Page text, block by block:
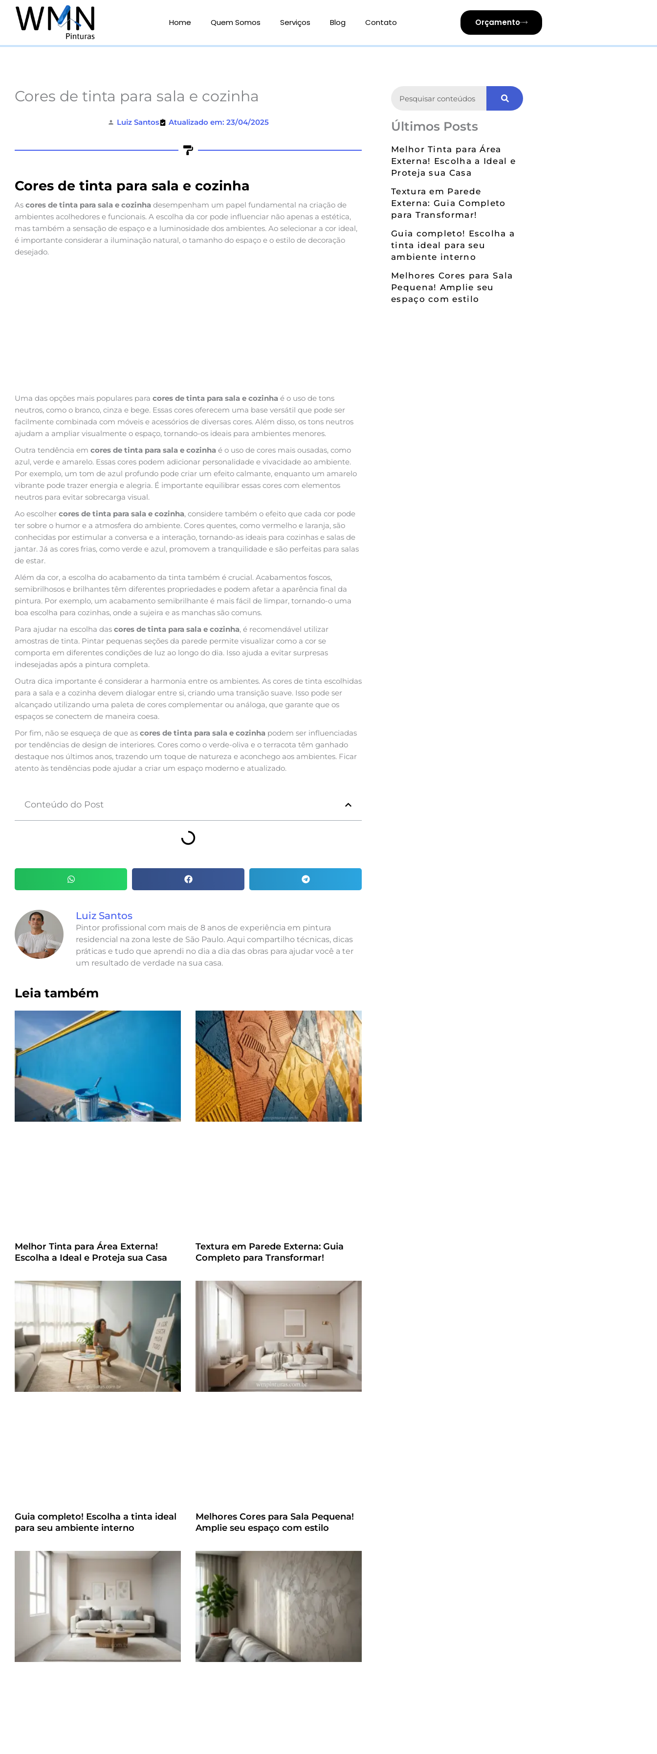
Home Quem Somos Serviços Blog Contato Orçamento
Cores de tinta para sala e cozinha
Luiz Santos Atualizado em: 23/04/2025
Cores de tinta para sala e cozinha
As cores de tinta para sala e cozinha desempenham um papel fundamental na criação de
ambientes acolhedores e funcionais. A escolha da cor pode influenciar não apenas a estética,
mas também a sensação de espaço e a luminosidade dos ambientes. Ao selecionar a cor ideal,
é importante considerar a iluminação natural, o tamanho do espaço e o estilo de decoração
desejado.
Uma das opções mais populares para cores de tinta para sala e cozinha é o uso de tons
neutros, como o branco, cinza e bege. Essas cores oferecem uma base versátil que pode ser
facilmente combinada com móveis e acessórios de diversas cores. Além disso, os tons neutros
ajudam a ampliar visualmente o espaço, tornando-os ideais para ambientes menores.
Outra tendência em cores de tinta para sala e cozinha é o uso de cores mais ousadas, como
azul, verde e amarelo. Essas cores podem adicionar personalidade e vivacidade ao ambiente.
Por exemplo, um tom de azul profundo pode criar um efeito calmante, enquanto um amarelo
vibrante pode trazer energia e alegria. É importante equilibrar essas cores com elementos
neutros para evitar sobrecarga visual.
Ao escolher cores de tinta para sala e cozinha, considere também o efeito que cada cor pode
ter sobre o humor e a atmosfera do ambiente. Cores quentes, como vermelho e laranja, são
conhecidas por estimular a conversa e a interação, tornando-as ideais para cozinhas e salas de
jantar. Já as cores frias, como verde e azul, promovem a tranquilidade e são perfeitas para salas
de estar.
Além da cor, a escolha do acabamento da tinta também é crucial. Acabamentos foscos,
semibrilhosos e brilhantes têm diferentes propriedades e podem afetar a aparência final da
pintura. Por exemplo, um acabamento semibrilhante é mais fácil de limpar, tornando-o uma
boa escolha para cozinhas, onde a sujeira e as manchas são comuns.
Para ajudar na escolha das cores de tinta para sala e cozinha, é recomendável utilizar
amostras de tinta. Pintar pequenas seções da parede permite visualizar como a cor se
comporta em diferentes condições de luz ao longo do dia. Isso ajuda a evitar surpresas
indesejadas após a pintura completa.
Outra dica importante é considerar a harmonia entre os ambientes. As cores de tinta escolhidas
para a sala e a cozinha devem dialogar entre si, criando uma transição suave. Isso pode ser
alcançado utilizando uma paleta de cores complementar ou análoga, que garante que os
espaços se conectem de maneira coesa.
Por fim, não se esqueça de que as cores de tinta para sala e cozinha podem ser influenciadas
por tendências de design de interiores. Cores como o verde-oliva e o terracota têm ganhado
destaque nos últimos anos, trazendo um toque de natureza e aconchego aos ambientes. Ficar
atento às tendências pode ajudar a criar um espaço moderno e atualizado.
Conteúdo do Post
Luiz Santos
Pintor profissional com mais de 8 anos de experiência em pintura
residencial na zona leste de São Paulo. Aqui compartilho técnicas, dicas
práticas e tudo que aprendi no dia a dia das obras para ajudar você a ter
um resultado de verdade na sua casa.
Leia também
Melhor Tinta para Área Externa!
Escolha a Ideal e Proteja sua Casa
Textura em Parede Externa: Guia
Completo para Transformar!
Guia completo! Escolha a tinta ideal
para seu ambiente interno
Melhores Cores para Sala Pequena!
Amplie seu espaço com estilo
Últimos Posts
Melhor Tinta para Área
Externa! Escolha a Ideal e
Proteja sua Casa
Textura em Parede
Externa: Guia Completo
para Transformar!
Guia completo! Escolha a
tinta ideal para seu
ambiente interno
Melhores Cores para Sala
Pequena! Amplie seu
espaço com estilo